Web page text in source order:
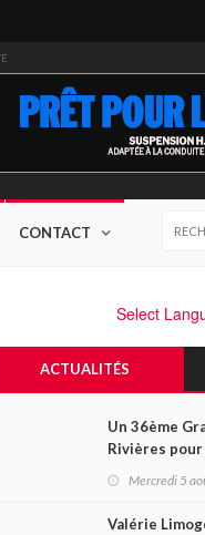
CONTACT
Select
ACTUALITÉS
Un 36ème
Rivières
et une
Mercredi 5
Valérie